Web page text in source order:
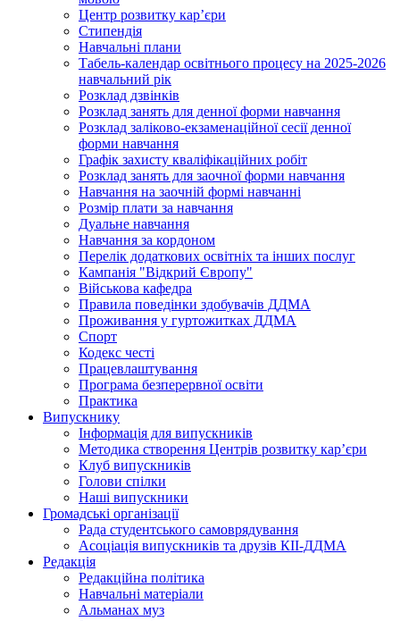
Центр розвитку кар’єри
Стипендія
Навчальні плани
Табель-календар освітнього процесу на 2025-2026
навчальний рік
Розклад дзвінків
Розклад занять для денної форми навчання
Розклад заліково-екзаменаційної сесії денної
форми навчання
Графік захисту кваліфікаційних робіт
Розклад занять для заочної форми навчання
Навчання на заочній формі навчанні
Розмір плати за навчання
Дуальне навчання
Навчання за кордоном
Перелік додаткових освітніх та інших послуг
Кампанія "Відкрий Європу"
Військова кафедра
Правила поведінки здобувачів ДДМА
Проживання у гуртожитках ДДМА
Спорт
Кодекс честі
Працевлаштування
Програма безперервної освіти
Практика
Випускнику
Інформація для випускників
Методика створення Центрів розвитку кар’єри
Клуб випускників
Голови спілки
Наші випускники
Громадські організації
Рада студентського самоврядування
Асоціація випускників та друзів КІІ-ДДМА
Редакція
Редакційна політика
Навчальні матеріали
Альманах муз